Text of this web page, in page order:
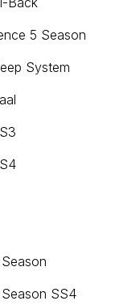
5 Season
System
SS4